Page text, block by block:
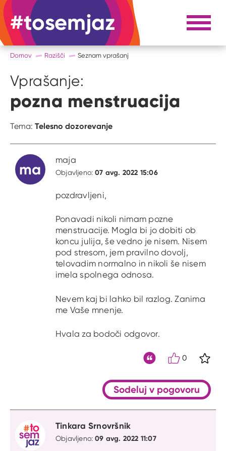
#tosemjaz #to sem jaz Razpri
Domov Razišči Seznam vprašanj
Vprašanje:
pozna menstruacija
Tema: Telesno dozorevanje
ma
maja
Objavljeno:07 avg. 2022 15:06
pozdravljeni,
Ponavadi nikoli nimam pozne
menstruacije. Mogla bi jo dobiti ob
koncu julija, še vedno je nisem. Nisem
pod stresom, jem pravilno dovolj,
telovadim normalno in nikoli še nisem
imela spolnega odnosa.
Nevem kaj bi lahko bil razlog. Zanima
me Vaše mnenje.
Hvala za bodoči odgovor.
0
Sodeluj v pogovoru
Tinkara Srnovršnik
Objavljeno:09 avg. 2022 11:07